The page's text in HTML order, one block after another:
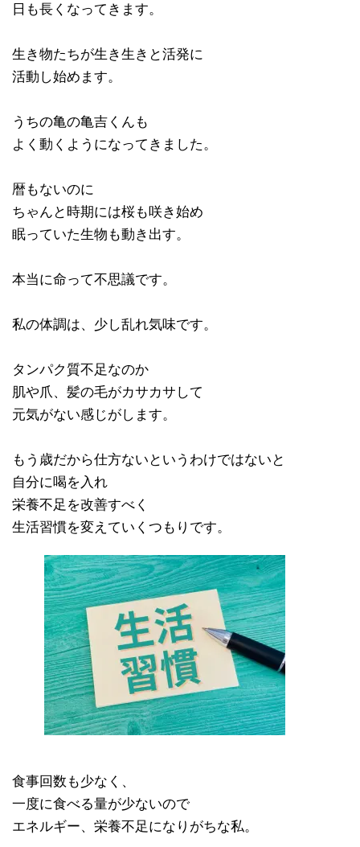
日も長くなってきます。
生き物たちが生き生きと活発に
活動し始めます。
うちの亀の亀吉くんも
よく動くようになってきました。
暦もないのに
ちゃんと時期には桜も咲き始め
眠っていた生物も動き出す。
本当に命って不思議です。
私の体調は、少し乱れ気味です。
タンパク質不足なのか
肌や爪、髪の毛がカサカサして
元気がない感じがします。
もう歳だから仕方ないというわけではないと
自分に喝を入れ
栄養不足を改善すべく
生活習慣を変えていくつもりです。
食事回数も少なく、
一度に食べる量が少ないので
エネルギー、栄養不足になりがちな私。